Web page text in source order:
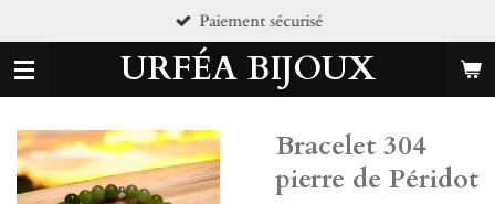
au
contenu
principal
URFÉA BIJOUX
Paiement sécurisé
Bracelet 304
pierre de Péridot